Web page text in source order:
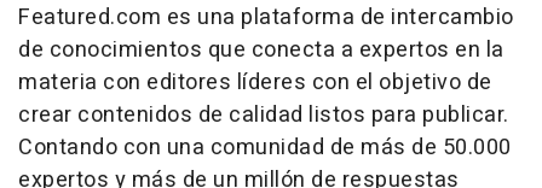
Featured.com es una plataforma de intercambio
de conocimientos que conecta a expertos en la
materia con editores líderes con el objetivo de
crear contenidos de calidad listos para publicar.
Contando con una comunidad de más de 50.000
expertos y más de un millón de respuestas